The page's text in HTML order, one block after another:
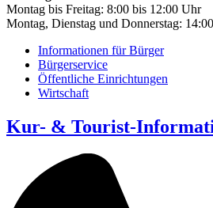
Montag bis Freitag: 8:00 bis 12:00 Uhr
Montag, Dienstag und Donnerstag:
Informationen für Bürger
Bürgerservice
Öffentliche Einrichtungen
Wirtschaft
Kur- & Tourist-